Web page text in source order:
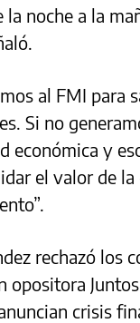
noche a la
al FMI para
Si no
económica y
el valor de
rechazó los
crisis